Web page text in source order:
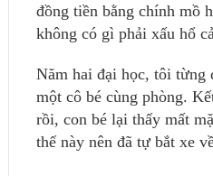
đồng tiền bằng chính mồ
không có gì phải xấu hổ
Năm hai đại học, tôi từng
một cô bé cùng phòng.
rồi, con bé lại thấy mất
thế này nên đã tự bắt xe